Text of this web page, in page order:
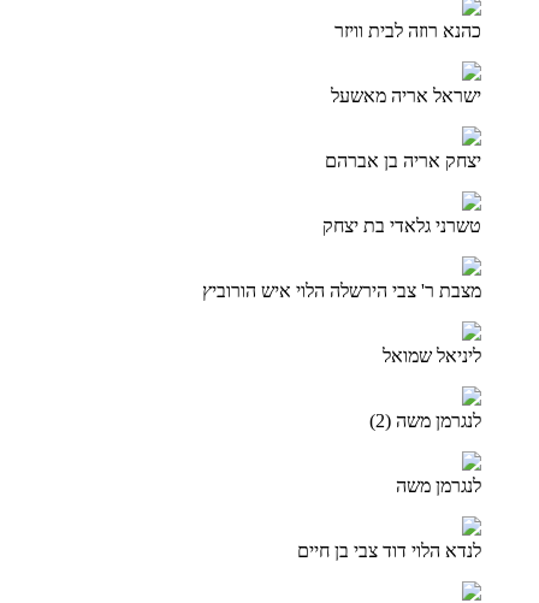
כהנא רוזה לבית וויזר
ישראל אריה מאשעל
יצחק אריה בן אברהם
טשרני גלאדי בת יצחק
מצבת ר' צבי הירשלה הלוי איש הורוביץ
ליניאל שמואל
לנגרמן משה (2)
לנגרמן משה
לנדא הלוי דוד צבי בן חיים